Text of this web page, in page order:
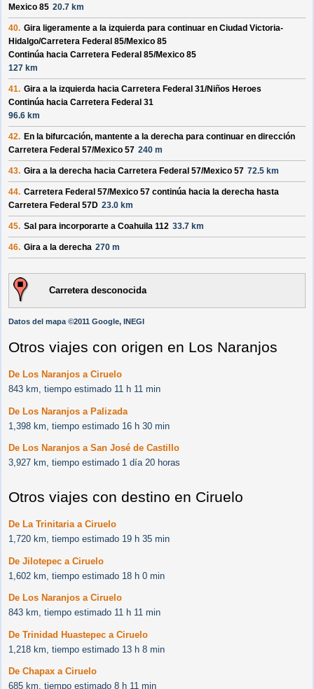
Mexico 85 20.7 km
40. Gira ligeramente a la izquierda para continuar en Ciudad Victoria-
Hidalgo/Carretera Federal 85/Mexico 85
Continúa hacia Carretera Federal 85/Mexico 85
127 km
41. Gira a la izquierda hacia Carretera Federal 31/Niños Heroes
Continúa hacia Carretera Federal 31
96.6 km
42. En la bifurcación, mantente a la derecha para continuar en dirección
Carretera Federal 57/Mexico 57 240 m
43. Gira a la derecha hacia Carretera Federal 57/Mexico 57 72.5 km
44. Carretera Federal 57/Mexico 57 continúa hacia la derecha hasta
Carretera Federal 57D 23.0 km
45. Sal para incorporarte a Coahuila 112 33.7 km
46. Gira a la derecha 270 m
Carretera desconocida
Datos del mapa ©2011 Google, INEGI
Otros viajes con origen en Los Naranjos
De Los Naranjos a Ciruelo
843 km, tiempo estimado 11 h 11 min
De Los Naranjos a Palizada
1,398 km, tiempo estimado 16 h 30 min
De Los Naranjos a San José de Castillo
3,927 km, tiempo estimado 1 día 20 horas
Otros viajes con destino en Ciruelo
De La Trinitaria a Ciruelo
1,720 km, tiempo estimado 19 h 35 min
De Jilotepec a Ciruelo
1,602 km, tiempo estimado 18 h 0 min
De Los Naranjos a Ciruelo
843 km, tiempo estimado 11 h 11 min
De Trinidad Huastepec a Ciruelo
1,218 km, tiempo estimado 13 h 8 min
De Chapax a Ciruelo
685 km, tiempo estimado 8 h 11 min